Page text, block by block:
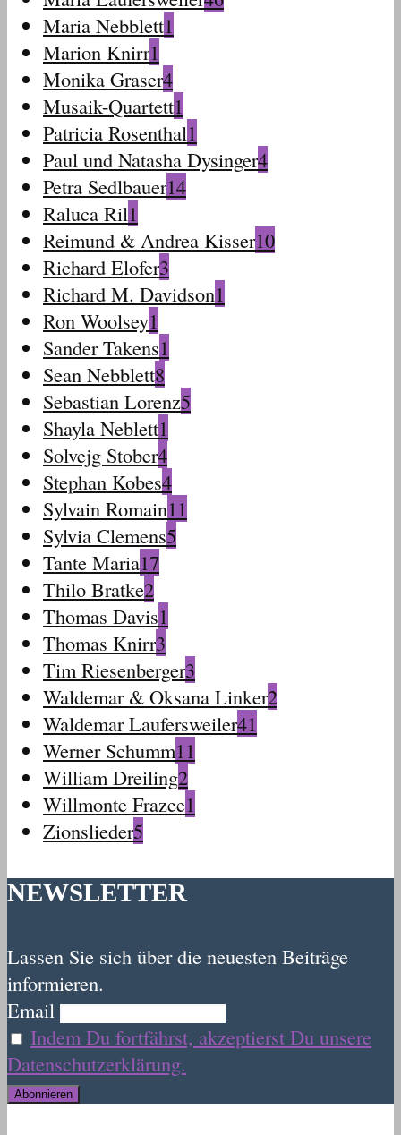
Maria Nebblett1
Marion Knirr1
Monika Graser4
Musaik-Quartett1
Patricia Rosenthal1
Paul und Natasha Dysinger4
Petra Sedlbauer14
Raluca Ril1
Reimund & Andrea Kisser10
Richard Elofer3
Richard M. Davidson1
Ron Woolsey1
Sander Takens1
Sean Nebblett8
Sebastian Lorenz5
Shayla Neblett1
Solvejg Stober4
Stephan Kobes4
Sylvain Romain11
Sylvia Clemens5
Tante Maria17
Thilo Bratke2
Thomas Davis1
Thomas Knirr3
Tim Riesenberger3
Waldemar & Oksana Linker2
Waldemar Laufersweiler41
Werner Schumm11
William Dreiling2
Willmonte Frazee1
Zionslieder5
NEWSLETTER
Lassen Sie sich über die neuesten Beiträge
informieren.
Email
Indem Du fortfährst, akzeptierst Du unsere
Datenschutzerklärung.